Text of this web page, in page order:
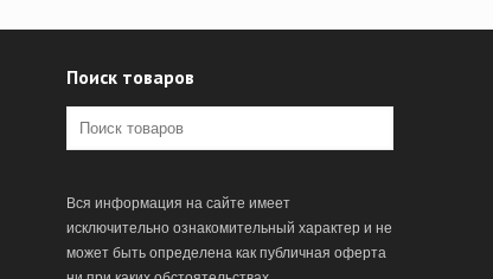
Поиск товаров
Вся информация на сайте имеет
исключительно ознакомительный характер и не
может быть определена как публичная оферта